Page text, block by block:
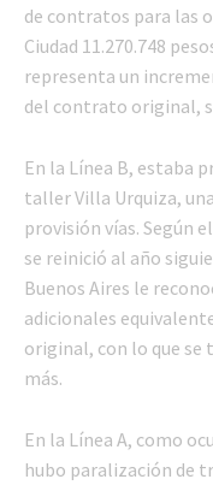
de contratos para las
Ciudad 11.270.748
representa un
del contrato original,
En la Línea B, estaba
taller Villa Urquiza,
provisión vías. Según
se reinició al año
Buenos Aires le
adicionales
original, con lo que se
más.
En la Línea A, como
hubo paralización de